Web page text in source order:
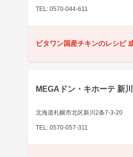
TEL: 0570-044-611
ビタワン国産チキンのレシピ
MEGAドン・キホーテ 新
北海道札幌市北区新川2条7-3-20
TEL: 0570-057-311